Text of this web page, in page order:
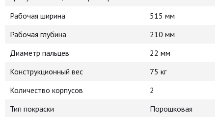
Рабочая ширина
515 мм
Рабочая глубина
210 мм
Диаметр пальцев
22 мм
Конструкционный вес
75 кг
Количество корпусов
2
Тип покраски
Порошковая